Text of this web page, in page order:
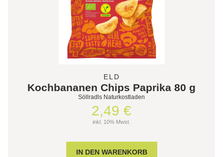
ELD
Kochbananen Chips Paprika 80 g
Söllradls Naturkostladen
2,49 €
inkl. 10% Mwst.